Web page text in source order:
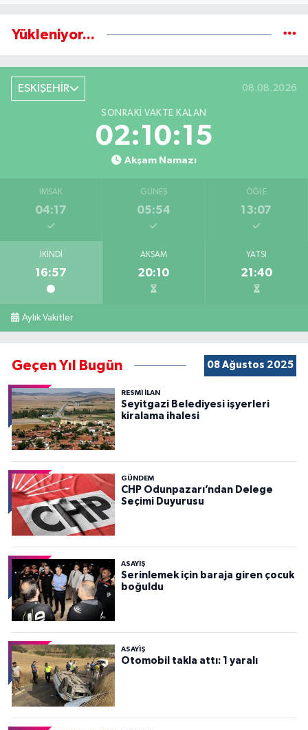
Yükleniyor...
ESKİŞEHİR 08.08.2026
SONRAKI VAKTE KALAN
02:10:15
Akşam Namazı
İMSAK
04:17
GÜNEŞ
05:54
ÖĞLE
13:07
İKINDI
16:57
AKŞAM
20:10
YATSI
21:40
Aylık Vakitler
Geçen Yıl Bugün 08 Ağustos 2025
RESMİ İLAN
Seyitgazi Belediyesi işyerleri
kiralama ihalesi
GÜNDEM
CHP Odunpazarı’ndan Delege
Seçimi Duyurusu
ASAYİŞ
Serinlemek için baraja giren çocuk
boğuldu
ASAYİŞ
Otomobil takla attı: 1 yaralı